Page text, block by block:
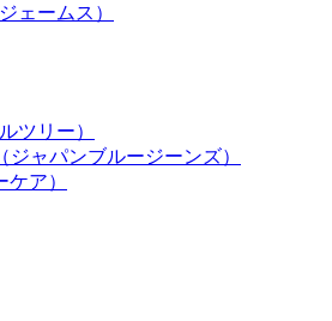
ェームス）
ツリー）
ジャパンブルージーンズ）
ケア）